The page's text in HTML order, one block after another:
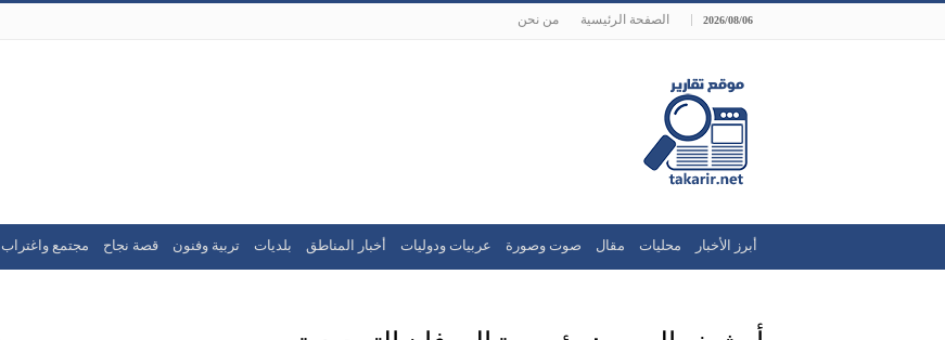
2026/08/06 الصفحة الرئيسية من نحن
أبرز الأخبار محليات مقال صوت وصورة عربيات ودوليات أخبار المناطق بلديات تربية وفنون قصة نجاح مجتمع واغتراب